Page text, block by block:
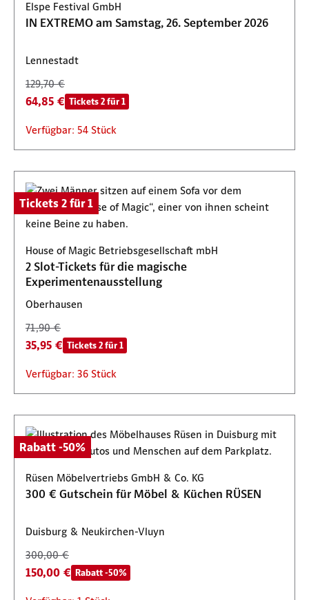
Elspe Festival GmbH
IN EXTREMO am Samstag, 26. September 2026
Lennestadt
129,70 €
64,85 € Tickets 2 für 1
Verfügbar: 54 Stück
Tickets 2 für 1
House of Magic Betriebsgesellschaft mbH
2 Slot-Tickets für die magische
Experimentenausstellung
Oberhausen
71,90 €
35,95 € Tickets 2 für 1
Verfügbar: 36 Stück
Rabatt -50%
Rüsen Möbelvertriebs GmbH & Co. KG
300 € Gutschein für Möbel & Küchen RÜSEN
Duisburg & Neukirchen-Vluyn
300,00 €
150,00 € Rabatt -50%